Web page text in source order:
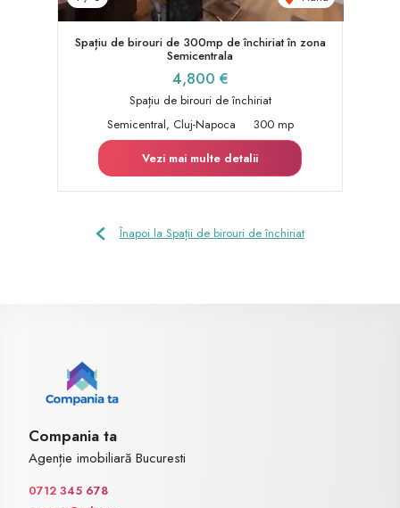
Spațiu de birouri de 300mp de închiriat în zona
Semicentrala
4,800 €
Spațiu de birouri de închiriat
Semicentral, Cluj-Napoca
300 mp
Vezi mai multe detalii
Înapoi la Spații de birouri de închiriat
Compania ta
Agenție imobiliară Bucuresti
0712 345 678